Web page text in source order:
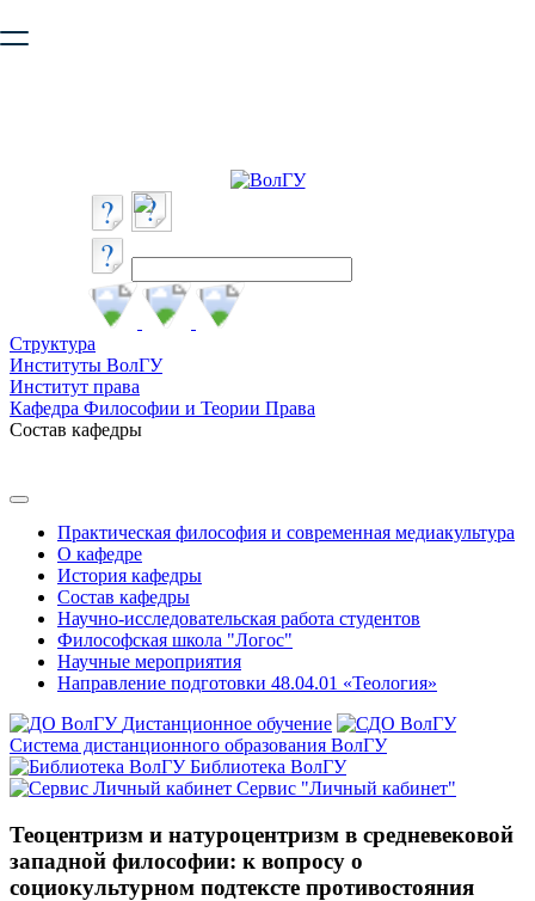
безопасную работу с сайтом. Пожалуйста
Структура
Институты ВолГУ
Институт права
Кафедра Философии и Теории Права
Состав кафедры
Практическая философия и современная медиакультура
О кафедре
История кафедры
Состав кафедры
Научно-исследовательская работа студентов
Философская школа "Логос"
Научные мероприятия
Направление подготовки 48.04.01 «Теология»
Дистанционное обучение
Система дистанционного образования ВолГУ
Библиотека ВолГУ
Сервис "Личный кабинет"
Теоцентризм и натуроцентризм в средневековой
западной философии: к вопросу о
социокультурном подтексте противостояния